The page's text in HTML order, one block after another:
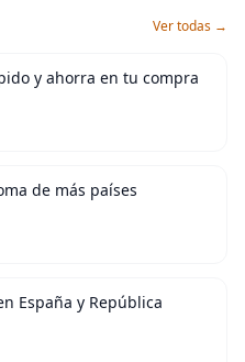
Ver todas →
y ahorra en tu compra
de más países
España y República